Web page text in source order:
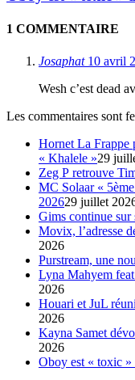
1 COMMENTAIRE
Josaphat 10 avril
Wesh c’est dead
Les commentaires sont
Hornet La Frappe
« Khalele »29
Zeg P retrouve
MC Solaar «
202629 juillet
Gims continue sur
Movix, l’adresse
2026
Purstream, une
Lyna Mahyem
2026
Houari et JuL
2026
Kayna Samet
2026
Oboy est « toxic »